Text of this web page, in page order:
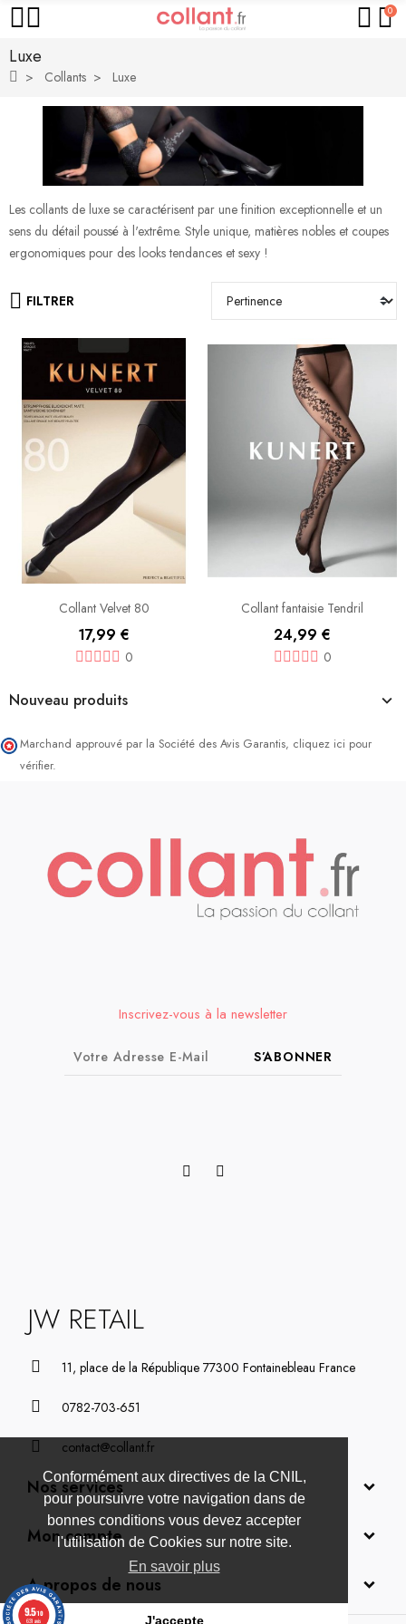
Conformément aux directives de la CNIL,
pour poursuivre votre navigation dans de
bonnes conditions vous devez accepter
l'utilisation de Cookies sur notre site.
En savoir plus
J'accepte
0
Luxe
Collants Luxe
Nouveau produits
Les collants de luxe se caractérisent par une finition exceptionnelle et un
sens du détail poussé à l'extrême. Style unique, matières nobles et coupes
ergonomiques pour des looks tendances et sexy !
FILTRER
Collant Velvet 80
17,99 €
0
Collant fantaisie Tendril
24,99 €
0
Marchand approuvé par la Société des Avis Garantis, cliquez ici pour
vérifier.
Inscrivez-vous à la newsletter
S’ABONNER
JW RETAIL
11, place de la République 77300 Fontainebleau France
0782-703-651
contact@collant.fr
Nos services
Mon compte
A propos de nous
9.5/10
631 avis